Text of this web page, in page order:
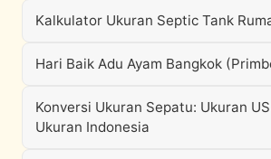
Kalkulator Ukuran Septic Tank
Hari Baik Adu Ayam Bangkok
Konversi Ukuran Sepatu: Ukuran
Ukuran Indonesia